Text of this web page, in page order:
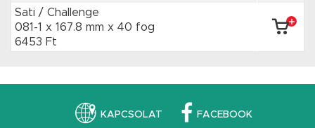
Sati / Challenge
081-1 x 167.8 mm x 40 fog
6453 Ft
KAPCSOLAT FACEBOOK